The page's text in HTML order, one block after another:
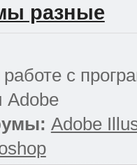
разные
с
Adobe
Adobe